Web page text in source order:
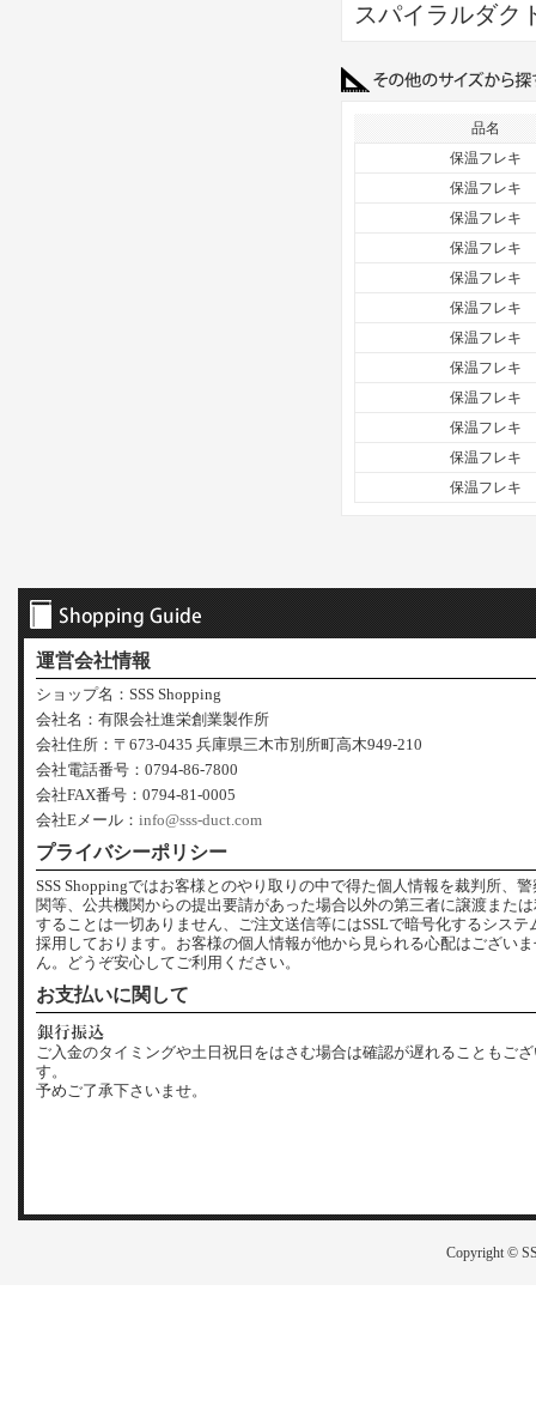
スパイラルダク
品名
保温フレキ
保温フレキ
保温フレキ
保温フレキ
保温フレキ
保温フレキ
保温フレキ
保温フレキ
保温フレキ
保温フレキ
保温フレキ
保温フレキ
運営会社情報
ショップ名：SSS Shopping
会社名：有限会社進栄創業製作所
会社住所：〒673-0435 兵庫県三木市別所町高木949-210
会社電話番号：0794-86-7800
会社FAX番号：0794-81-0005
会社Eメール： info@sss-duct.com
プライバシーポリシー
SSS Shoppingではお客様とのやり取りの中で得た個人情報を裁判所、
関等、公共機関からの提出要請があった場合以外の第三者に譲渡また
することは一切ありません、ご注文送信等にはSSLで暗号化するシステ
採用しております。お客様の個人情報が他から見られる心配はござい
ん。どうぞ安心してご利用ください。
お支払いに関して
ご入金のタイミングや土日祝日をはさむ場合は確認が遅れることもご
す。
予めご了承下さいませ。
Copyright ©